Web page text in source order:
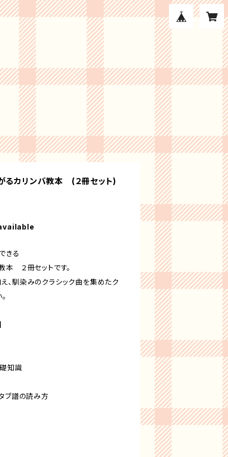
るカリンバ教本 (２冊セット)
きる
本 ２冊セットです。
、馴染みのクラシック曲を集めたク
知識
ブ譜の読み方